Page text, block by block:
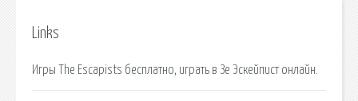
Links
Игры The Escapists бесплатно, играть в Зе Эскейпист онлайн.